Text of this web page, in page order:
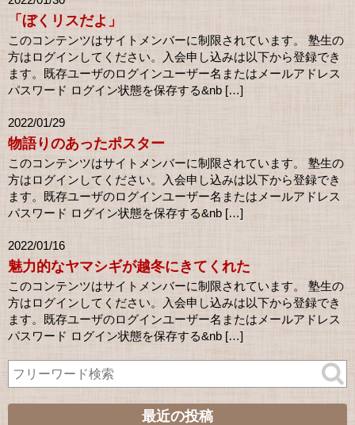
「ぼくリスだよ」
このコンテンツはサイトメンバーに制限されています。 塾生の
方はログインしてください。入会申し込みは以下から登録でき
ます。既存ユーザのログインユーザー名またはメールアドレス
パスワード ログイン状態を保存する&nb […]
2022/01/29
物語りのあったポスター
このコンテンツはサイトメンバーに制限されています。 塾生の
方はログインしてください。入会申し込みは以下から登録でき
ます。既存ユーザのログインユーザー名またはメールアドレス
パスワード ログイン状態を保存する&nb […]
2022/01/16
魅力的なヤマシギが越冬にきてくれた
このコンテンツはサイトメンバーに制限されています。 塾生の
方はログインしてください。入会申し込みは以下から登録でき
ます。既存ユーザのログインユーザー名またはメールアドレス
パスワード ログイン状態を保存する&nb […]
最近の投稿